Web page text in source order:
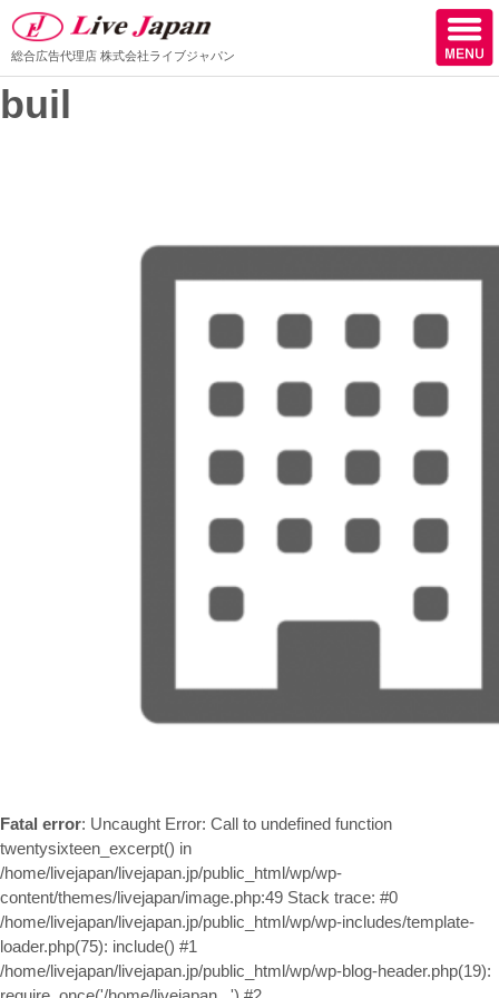
取扱媒体
サロン様からの声
ケーススタディー
総合広告代理店 株式会社ライブジャパン
buil
Fatal error: Uncaught Error: Call to undefined function
twentysixteen_excerpt() in
/home/livejapan/livejapan.jp/public_html/wp/wp-
content/themes/livejapan/image.php:49 Stack trace: #0
/home/livejapan/livejapan.jp/public_html/wp/wp-includes/template-
loader.php(75): include() #1
/home/livejapan/livejapan.jp/public_html/wp/wp-blog-header.php(19):